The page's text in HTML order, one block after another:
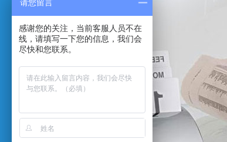
请您留言
感谢您的关注，当前客服人员不在
线，请填写一下您的信息，我们会
尽快和您联系。